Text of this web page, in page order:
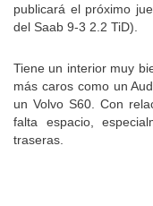
publicará el próximo
del Saab 9-3 2.2 TiD).
Tiene un interior muy
más caros como un
un Volvo S60. Con
falta espacio,
traseras.